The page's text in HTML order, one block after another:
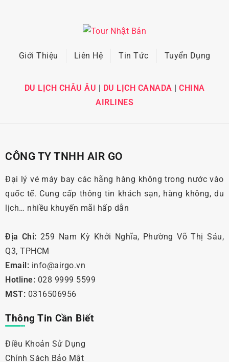
Giới Thiệu Liên Hệ Tin Tức Tuyển Dụng
DU LỊCH CHÂU ÂU | DU LỊCH CANADA | CHINA
AIRLINES
CÔNG TY TNHH AIR GO
Đại lý vé máy bay các hãng hàng không trong nước vào
quốc tế. Cung cấp thông tin khách sạn, hàng không, du
lịch… nhiều khuyến mãi hấp dẫn
Địa Chỉ: 259 Nam Kỳ Khởi Nghĩa, Phường Võ Thị Sáu,
Q3, TPHCM
Email: info@airgo.vn
Hotline: 028 9999 5599
MST: 0316506956
Thông Tin Cần Biết
Điều Khoản Sử Dụng
Chính Sách Bảo Mật